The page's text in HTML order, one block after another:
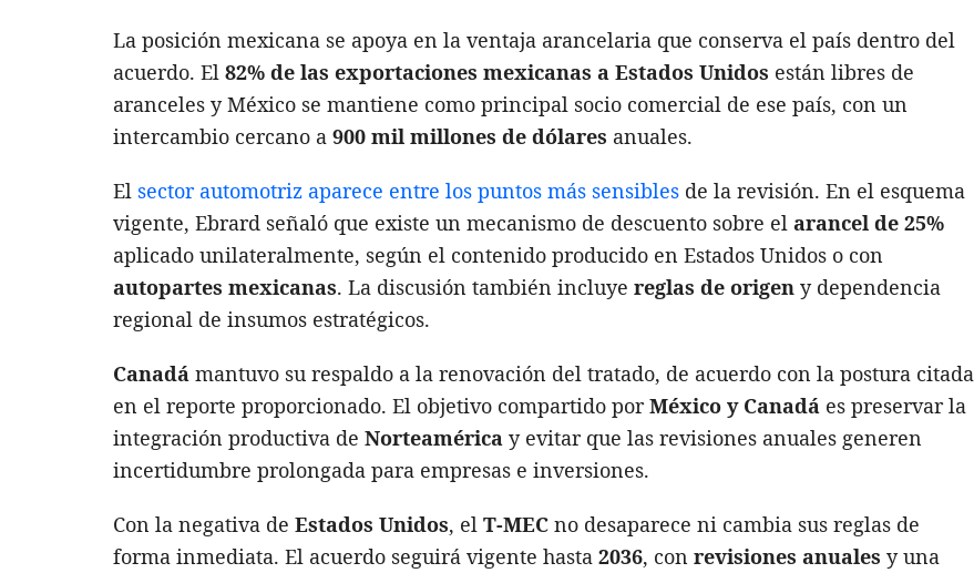
La posición mexicana se apoya en la ventaja arancelaria que conserva el país dentro del
acuerdo. El 82% de las exportaciones mexicanas a Estados Unidos están libres de
aranceles y México se mantiene como principal socio comercial de ese país, con un
intercambio cercano a 900 mil millones de dólares anuales.
El sector automotriz aparece entre los puntos más sensibles de la revisión. En el esquema
vigente, Ebrard señaló que existe un mecanismo de descuento sobre el arancel de 25%
aplicado unilateralmente, según el contenido producido en Estados Unidos o con
autopartes mexicanas. La discusión también incluye reglas de origen y dependencia
regional de insumos estratégicos.
Canadá mantuvo su respaldo a la renovación del tratado, de acuerdo con la postura citada
en el reporte proporcionado. El objetivo compartido porMéxico y Canadá es preservar la
integración productiva de Norteamérica y evitar que las revisiones anuales generen
incertidumbre prolongada para empresas e inversiones.
Con la negativa de Estados Unidos, el T-MEC no desaparece ni cambia sus reglas de
forma inmediata. El acuerdo seguirá vigente hasta 2036, con revisiones anuales y una